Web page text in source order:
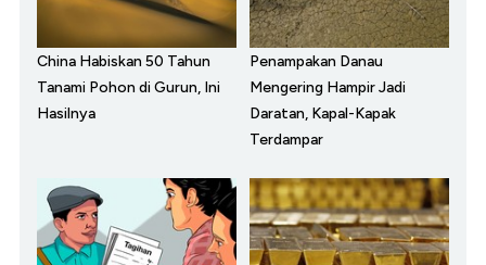
China Habiskan 50 Tahun
Tanami Pohon di Gurun, Ini
Hasilnya
Penampakan Danau
Mengering Hampir Jadi
Daratan, Kapal-Kapak
Terdampar